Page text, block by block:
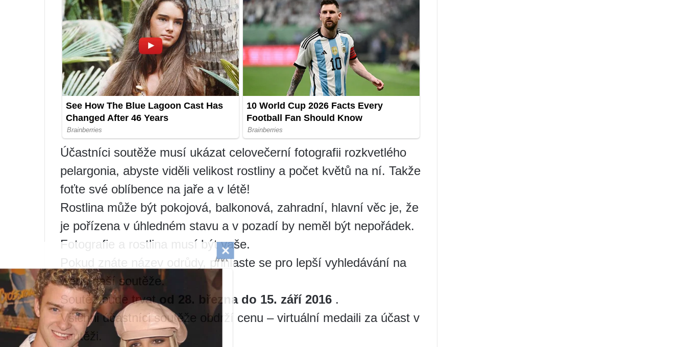
Účastníci soutěže musí ukázat celovečerní fotografii rozkvetlého
pelargonia, abyste viděli velikost rostliny a počet květů na ní. Takže
foťte své oblíbence na jaře a v létě!
Rostlina může být pokojová, balkonová, zahradní, hlavní věc je, že
je pořízena v úhledném stavu a v pozadí by neměl být nepořádek.
Fotografie a rostlina musí být vaše.
Pokud znáte název odrůdy, přihlaste se pro lepší vyhledávání na
webu naší soutěže.
Soutěž bude trvatod 28. března do 15. září 2016 .
Všichni účastníci soutěže obdrží cenu – virtuální medaili za účast v
soutěži.